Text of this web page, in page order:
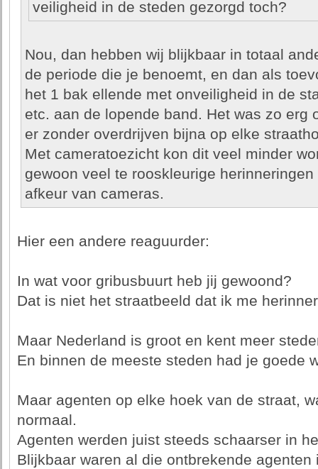
veiligheid in de steden gezorgd toch?
Nou, dan hebben wij blijkbaar in totaal
de periode die je benoemt, en dan als
het 1 bak ellende met onveiligheid in de
etc. aan de lopende band. Het was zo erg
er zonder overdrijven bijna op elke
Met cameratoezicht kon dit veel minder
gewoon veel te rooskleurige
afkeur van cameras.
Hier een andere reaguurder:
In wat voor gribusbuurt heb jij gewoond?
Dat is niet het straatbeeld dat ik me
Maar Nederland is groot en kent meer
En binnen de meeste steden had je goede
Maar agenten op elke hoek van de straat,
normaal.
Agenten werden juist steeds schaarser in
Blijkbaar waren al die ontbrekende